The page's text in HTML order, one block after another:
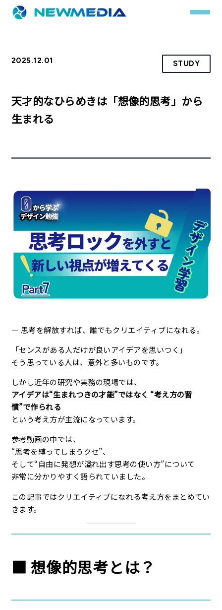
事業内容
サービス一覧
クチコミレスキュー
会社概要
企業理念
最新情報
お知らせ
プライバシーポリシー
2025.12.01 STUDY
天才的なひらめきは「想像的思考」から
生まれる
— 思考を解放すれば、誰でもクリエイティブになれる。
「センスがある人だけが良いアイデアを思いつく」
そう思っている人は、意外と多いものです。
しかし近年の研究や実務の現場では、
アイデアは“生まれつきの才能”ではなく “考え方の習
慣”で作られる
という考え方が主流になっています。
参考動画の中では、
“思考を縛ってしまうクセ”、
そして“自由に発想が溢れ出す思考の使い方”について
非常に分かりやすく語られていました。
この記事ではクリエイティブになれる考え方をまとめてい
きます。
■ 想像的思考とは？